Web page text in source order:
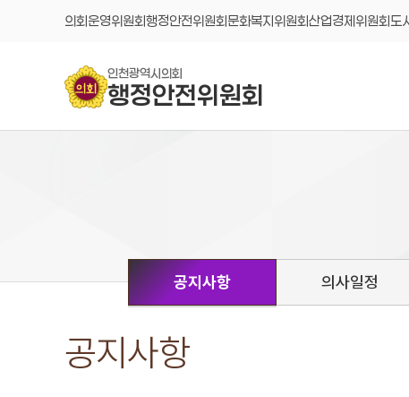
콘텐츠 바로가기
의회운영위원회행정안전위원회문화복지위원회산업경제위원회도
인천광역시의회
행정안전위원회
공지사항 의사일정
공지사항